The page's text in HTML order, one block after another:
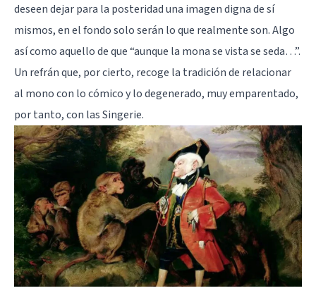
deseen dejar para la posteridad una imagen digna de sí
mismos, en el fondo solo serán lo que realmente son. Algo
así como aquello de que “aunque la mona se vista se seda…”.
Un refrán que, por cierto, recoge la tradición de relacionar
al mono con lo cómico y lo degenerado, muy emparentado,
por tanto, con las Singerie.